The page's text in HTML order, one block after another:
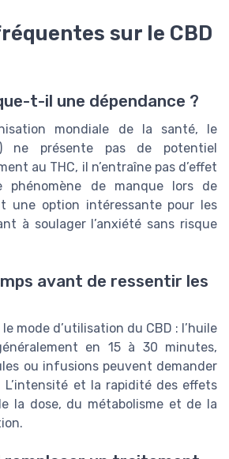
sur le CBD
t-il une dépendance ?
mondiale de la santé, le
ne présente pas de potentiel
au THC, il n’entraîne pas d’effet
phénomène de manque lors de
une option intéressante pour les
à soulager l’anxiété sans risque
avant de ressentir les
mode d’utilisation du CBD : l’huile
en 15 à 30 minutes,
ou infusions peuvent demander
L’intensité et la rapidité des effets
la dose, du métabolisme et de la